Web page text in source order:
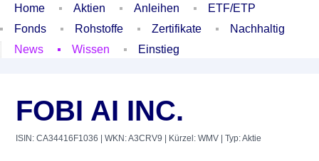
Home Aktien Anleihen
ETF/ETP
Fonds
Rohstoffe Zertifikate
Nachhaltig
News
Wissen Einstieg
FOBI AI INC.
ISIN: CA34416F1036 | WKN: A3CRV9 | Kürzel: WMV | Typ: Aktie